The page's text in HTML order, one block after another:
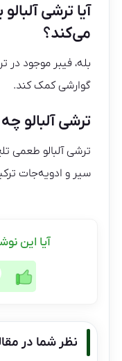
آیا ترشی
می‌کند؟
بله، فیبر موجود در
گوارشی کمک کند.
ترشی آلبالو
ترشی آلبالو طعمی
سیر و ادویه‌جات
آیا این
نظر شما در